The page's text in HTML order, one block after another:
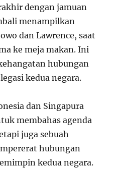
dengan jamuan
menampilkan
dan Lawrence, saat
ke meja makan. Ini
hubungan
kedua negara.
dan Singapura
membahas agenda
juga sebuah
hubungan
kedua negara.